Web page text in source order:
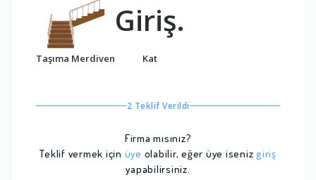
Taşıma Merdiven
Giriş.
Kat
2 Teklif Verildi
Firma mısınız?
Teklif vermek için üye olabilir, eğer üye iseniz giriş
yapabilirsiniz.